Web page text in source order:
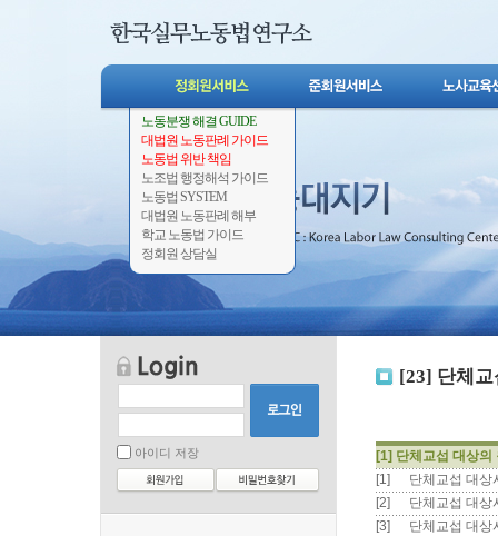
노동분쟁 해결 GUIDE
대법원 노동판례 가이드
노동법 위반 책임
노조법 행정해석 가이드
노동법 SYSTEM
대법원 노동판례 해부
학교 노동법 가이드
정회원 상담실
아이디 저장
[23] 단체교
[1] 단체교섭 대상의
[1]
단체교섭 대상
[2]
단체교섭 대상
[3]
단체교섭 대상